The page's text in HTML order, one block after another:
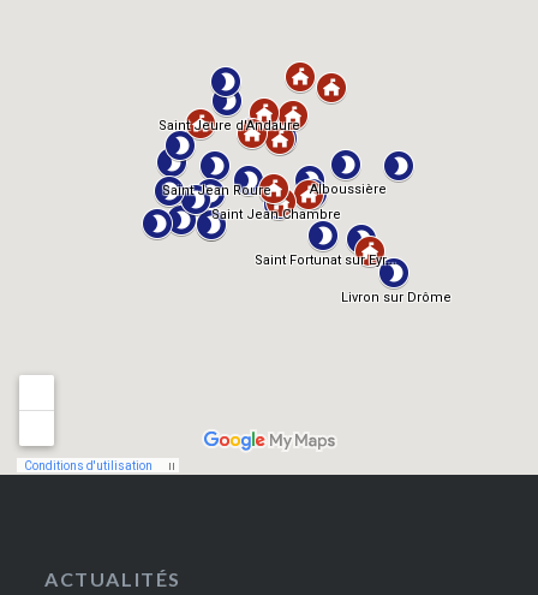
ACTUALITÉS